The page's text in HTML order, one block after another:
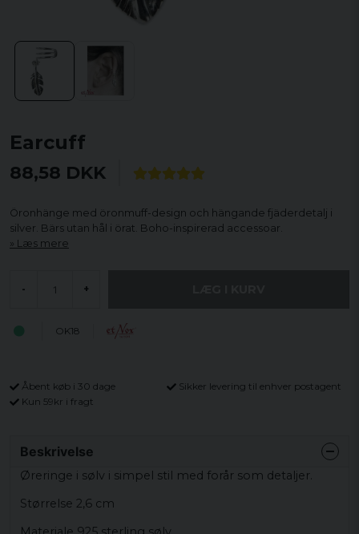
Earcuff
88,58 DKK
Öronhänge med öronmuff-design och hängande fjäderdetalj i
silver. Bärs utan hål i örat. Boho-inspirerad accessoar.
Læs mere
- +
OK18
Åbent køb i 30 dage
Sikker levering til enhver postagent
Kun 59kr i fragt
Beskrivelse
Øreringe i sølv i simpel stil med forår som detaljer.
Størrelse 2,6 cm